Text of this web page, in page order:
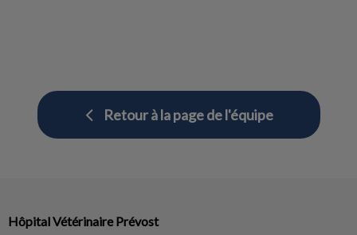
Retour à la page de l'équipe
Hôpital Vétérinaire Prévost